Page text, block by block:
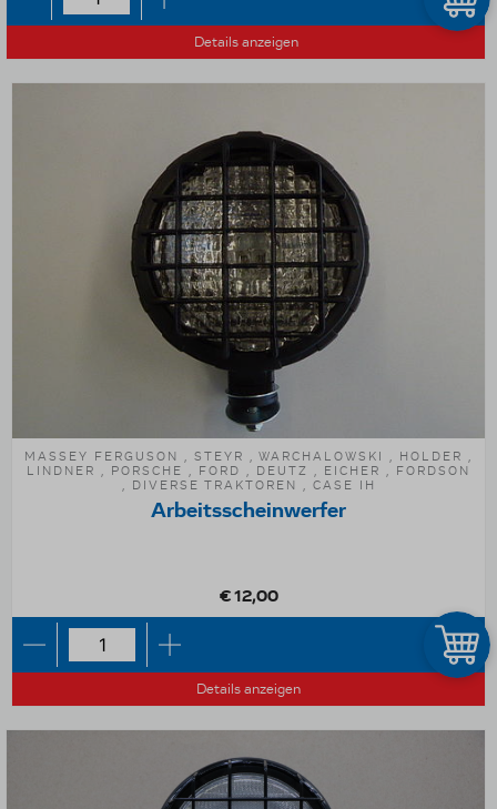
Details anzeigen
MASSEY FERGUSON , STEYR , WARCHALOWSKI , HOLDER ,
LINDNER , PORSCHE , FORD , DEUTZ , EICHER , FORDSON
, DIVERSE TRAKTOREN , CASE IH
Arbeitsscheinwerfer
€ 12,00
Details anzeigen